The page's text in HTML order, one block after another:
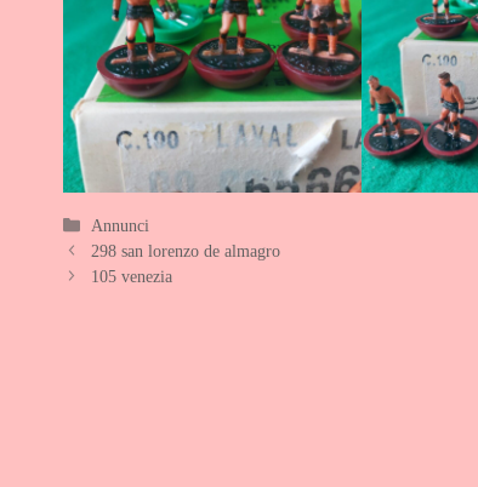
Categorie
Annunci
298 san lorenzo de almagro
105 venezia